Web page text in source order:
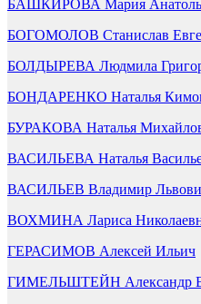
БАШКИРОВА Мария
БОГОМОЛОВ Станислав
БОЛДЫРЕВА Людмила
БОНДАРЕНКО Наталья
БУРАКОВА Наталья
ВАСИЛЬЕВА Наталья
ВАСИЛЬЕВ Владимир
ВОХМИНА Лариса
ГЕРАСИМОВ Алексей Ильич
ГИМЕЛЬШТЕЙН Александр